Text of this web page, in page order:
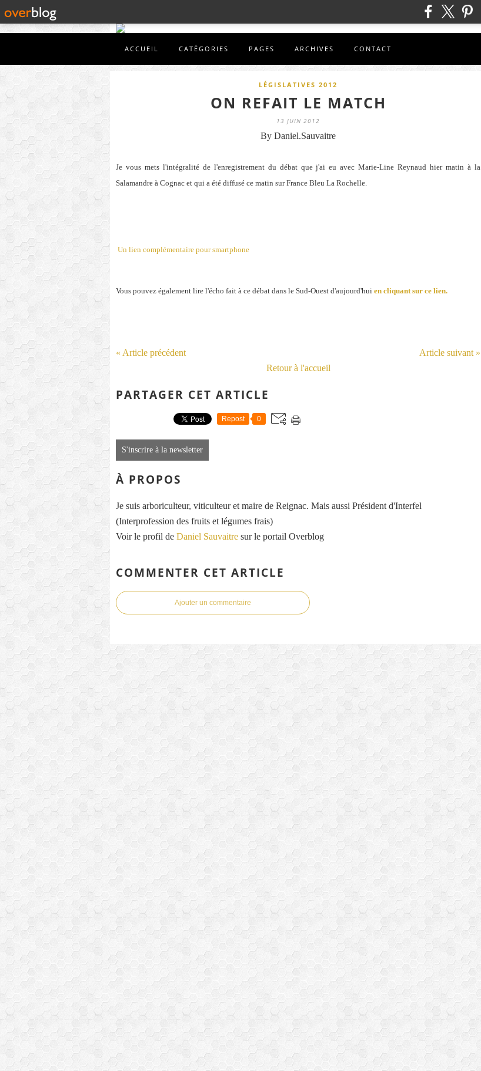
ACCUEIL CATÉGORIES PAGES ARCHIVES CONTACT
LÉGISLATIVES 2012
ON REFAIT LE MATCH
13 JUIN 2012
By Daniel.Sauvaitre
Je vous mets l'intégralité de l'enregistrement du débat que j'ai eu avec Marie-Line Reynaud hier matin à la
Salamandre à Cognac et qui a été diffusé ce matin sur France Bleu La Rochelle.
Un lien complémentaire pour smartphone
Vous pouvez également lire l'écho fait à ce débat dans le Sud-Ouest d'aujourd'hui en cliquant sur ce lien.
« Article précédent
Article suivant »
Retour à l'accueil
PARTAGER CET ARTICLE
Repost 0
S'inscrire à la newsletter
À PROPOS
Je suis arboriculteur, viticulteur et maire de Reignac. Mais aussi Président d'Interfel
(Interprofession des fruits et légumes frais)
Voir le profil de Daniel Sauvaitre sur le portail Overblog
COMMENTER CET ARTICLE
Ajouter un commentaire